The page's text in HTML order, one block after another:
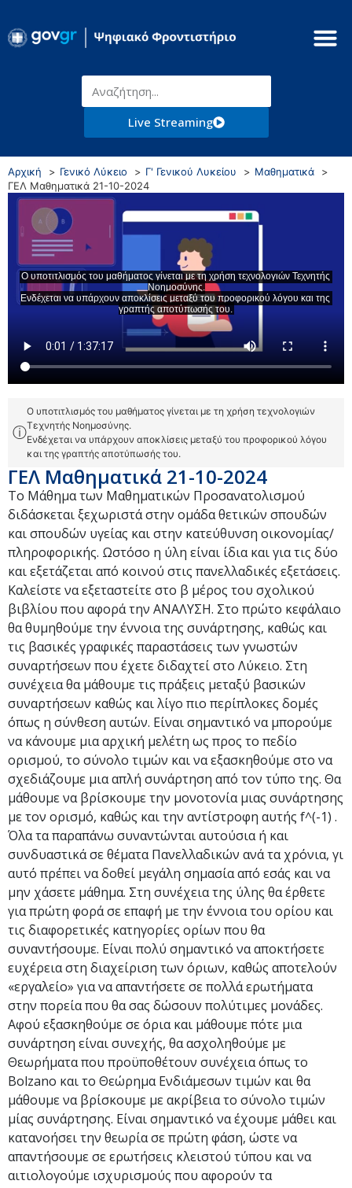
Live Streaming
Αρχική Γενικό Λύκειο Γ' Γενικού Λυκείου
Μαθηματικά
ΓΕΛ Μαθηματικά 21-10-2024
ⓘ
Ο υποτιτλισμός του μαθήματος γίνεται με τη χρήση τεχνολογιών
Τεχνητής Νοημοσύνης.
Ενδέχεται να υπάρχουν αποκλίσεις μεταξύ του προφορικού λόγου
και της γραπτής αποτύπωσής του.
ΓΕΛ Μαθηματικά 21-10-2024
Το Μάθημα των Μαθηματικών Προσανατολισμού
διδάσκεται ξεχωριστά στην ομάδα θετικών σπουδών
και σπουδών υγείας και στην κατεύθυνση οικονομίας/
πληροφορικής. Ωστόσο η ύλη είναι ίδια και για τις δύο
και εξετάζεται από κοινού στις πανελλαδικές εξετάσεις.
Καλείστε να εξεταστείτε στο β μέρος του σχολικού
βιβλίου που αφορά την ΑΝΑΛΥΣΗ. Στο πρώτο κεφάλαιο
θα θυμηθούμε την έννοια της συνάρτησης, καθώς και
τις βασικές γραφικές παραστάσεις των γνωστών
συναρτήσεων που έχετε διδαχτεί στο Λύκειο. Στη
συνέχεια θα μάθουμε τις πράξεις μεταξύ βασικών
συναρτήσεων καθώς και λίγο πιο περίπλοκες δομές
όπως η σύνθεση αυτών. Είναι σημαντικό να μπορούμε
να κάνουμε μια αρχική μελέτη ως προς το πεδίο
ορισμού, το σύνολο τιμών και να εξασκηθούμε στο να
σχεδιάζουμε μια απλή συνάρτηση από τον τύπο της. Θα
μάθουμε να βρίσκουμε την μονοτονία μιας συνάρτησης
με τον ορισμό, καθώς και την αντίστροφη αυτής f^(-1) .
Όλα τα παραπάνω συναντώνται αυτούσια ή και
συνδυαστικά σε θέματα Πανελλαδικών ανά τα χρόνια, γι
αυτό πρέπει να δοθεί μεγάλη σημασία από εσάς και να
μην χάσετε μάθημα. Στη συνέχεια της ύλης θα έρθετε
για πρώτη φορά σε επαφή με την έννοια του ορίου και
τις διαφορετικές κατηγορίες ορίων που θα
συναντήσουμε. Είναι πολύ σημαντικό να αποκτήσετε
ευχέρεια στη διαχείριση των όριων, καθώς αποτελούν
«εργαλείο» για να απαντήσετε σε πολλά ερωτήματα
στην πορεία που θα σας δώσουν πολύτιμες μονάδες.
Αφού εξασκηθούμε σε όρια και μάθουμε πότε μια
συνάρτηση είναι συνεχής, θα ασχοληθούμε με
Θεωρήματα που προϋποθέτουν συνέχεια όπως το
Bolzano και το Θεώρημα Ενδιάμεσων τιμών και θα
μάθουμε να βρίσκουμε με ακρίβεια το σύνολο τιμών
μίας συνάρτησης. Είναι σημαντικό να έχουμε μάθει και
κατανοήσει την θεωρία σε πρώτη φάση, ώστε να
απαντήσουμε σε ερωτήσεις κλειστού τύπου και να
αιτιολογούμε ισχυρισμούς που αφορούν τα